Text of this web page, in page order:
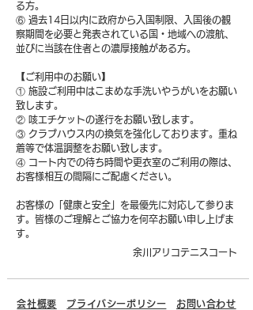
る方。
⑥ 過去14日以内に政府から入国制限、入国後の観
察期間を必要と発表されている国・地域への渡航、
並びに当該在住者との濃厚接触がある方。
【ご利用中のお願い】
① 施設ご利用中はこまめな手洗いやうがいをお願い
致します。
② 咳エチケットの遂行をお願い致します。
③ クラブハウス内の換気を強化しております。重ね
着等で体温調整をお願い致します。
④ コート内での待ち時間や更衣室のご利用の際は、
お客様相互の間隔にご配慮ください。
お客様の「健康と安全」を最優先に対応して参りま
す。皆様のご理解とご協力を何卒お願い申し上げま
す。
余川アリコテニスコート
会社概要 プライバシーポリシー お問い合わせ